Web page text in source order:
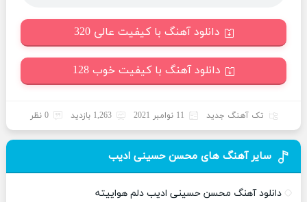
دانلود آهنگ با کیفیت عالی 320
دانلود آهنگ با کیفیت خوب 128
تک آهنگ جدید 11 نوامبر 2021 1,263 بازدید 0 نظر
سایر آهنگ های محسن حسینی ادیب
دانلود آهنگ محسن حسینی ادیب دلم هواییته